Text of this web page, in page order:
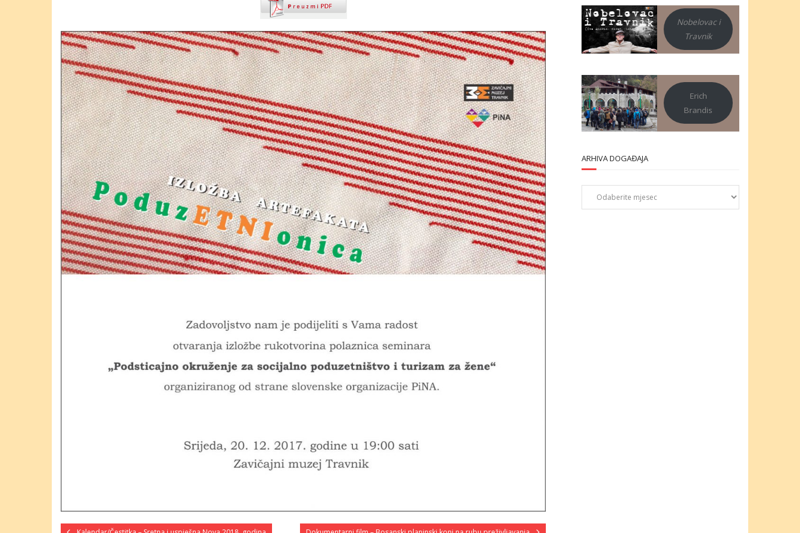
Nobelovac i
Travnik
Erich
Brandis
ARHIVA DOGAĐAJA
Arhiva
događaja